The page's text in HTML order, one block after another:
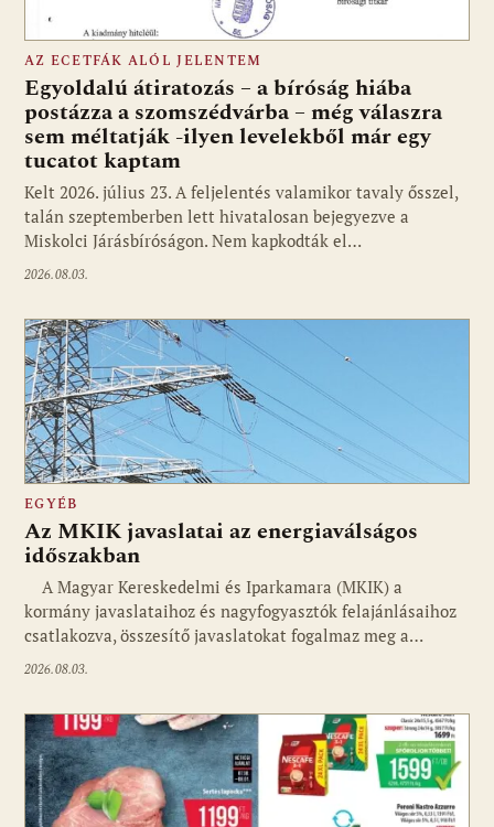
AZ ECETFÁK ALÓL JELENTEM
Egyoldalú átiratozás – a bíróság hiába
postázza a szomszédvárba – még válaszra
sem méltatják -ilyen levelekből már egy
tucatot kaptam
Kelt 2026. július 23. A feljelentés valamikor tavaly ősszel,
talán szeptemberben lett hivatalosan bejegyezve a
Miskolci Járásbíróságon. Nem kapkodták el…
2026.08.03.
EGYÉB
Az MKIK javaslatai az energiaválságos
időszakban
A Magyar Kereskedelmi és Iparkamara (MKIK) a
kormány javaslataihoz és nagyfogyasztók felajánlásaihoz
csatlakozva, összesítő javaslatokat fogalmaz meg a…
2026.08.03.